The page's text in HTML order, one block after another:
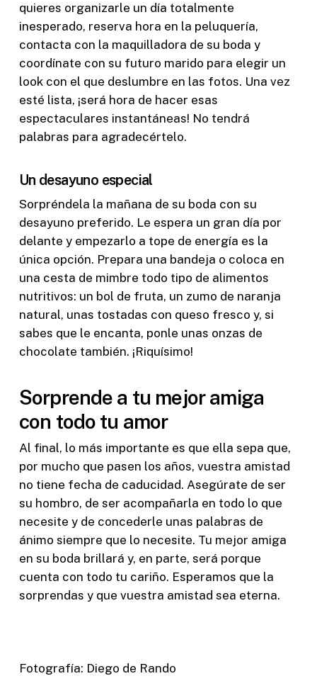
quieres organizarle un día totalmente
inesperado, reserva hora en la peluquería,
contacta con la maquilladora de su boda y
coordínate con su futuro marido para elegir un
look con el que deslumbre en las fotos. Una vez
esté lista, ¡será hora de hacer esas
espectaculares instantáneas! No tendrá
palabras para agradecértelo.
Un desayuno especial
Sorpréndela la mañana de su boda con su
desayuno preferido. Le espera un gran día por
delante y empezarlo a tope de energía es la
única opción. Prepara una bandeja o coloca en
una cesta de mimbre todo tipo de alimentos
nutritivos: un bol de fruta, un zumo de naranja
natural, unas tostadas con queso fresco y, si
sabes que le encanta, ponle unas onzas de
chocolate también. ¡Riquísimo!
Sorprende a tu mejor amiga
con todo tu amor
Al final, lo más importante es que ella sepa que,
por mucho que pasen los años, vuestra amistad
no tiene fecha de caducidad. Asegúrate de ser
su hombro, de ser acompañarla en todo lo que
necesite y de concederle unas palabras de
ánimo siempre que lo necesite. Tu mejor amiga
en su boda brillará y, en parte, será porque
cuenta con todo tu cariño. Esperamos que la
sorprendas y que vuestra amistad sea eterna.
Fotografía: Diego de Rando